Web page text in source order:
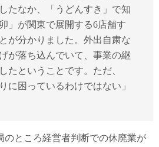
たなか、「うどんすき」で知
」が関東で展開する6店舗す
が分かりました。外出自粛な
が落ち込んでいて、事業の継
たということです。ただ、
に困っているわけではない」
のところ経営者判断での休廃業が